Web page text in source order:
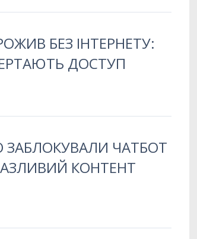
БЕЗ ІНТЕРНЕТУ:
ДОСТУП
ЗАБЛОКУВАЛИ ЧАТБОТ
КОНТЕНТ